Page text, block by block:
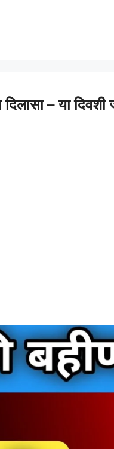
दिलासा – या